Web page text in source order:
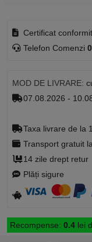
Certificat
Telefon Comenzi
MOD DE LIVRARE:
07.08.2026 -
Taxa livrare de la
Transport gratuit
14 zile drept retur
Plăți sigure
Recompense: 0.4lei